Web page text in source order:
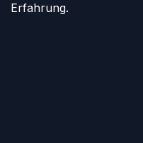
Erfahrung.